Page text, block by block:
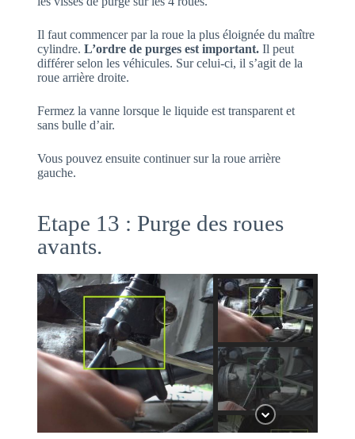
Il faut commencer par la roue la plus éloignée du maître
cylindre. L’ordre de purges est important.Il peut
différer selon les véhicules. Sur celui-ci, il s’agit de la
roue arrière droite.
Fermez la vanne lorsque le liquide est transparent et
sans bulle d’air.
Vous pouvez ensuite continuer sur la roue arrière
gauche.
Etape 13 : Purge des roues
avants.